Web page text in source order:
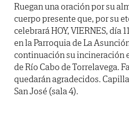
Ruegan una oración por su
cuerpo presente que, por su
celebrará HOY, VIERNES, día
en la Parroquia de La
continuación su incineración
de Río Cabo de Torrelavega.
quedarán agradecidos.
San José (sala 4).